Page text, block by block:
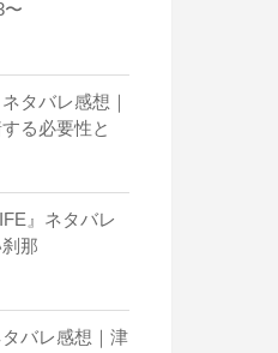
〜
タバレ感想｜
る必要性と
』ネタバレ
那
バレ感想｜津